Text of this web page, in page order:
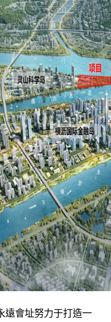
遠會址努力于打造一